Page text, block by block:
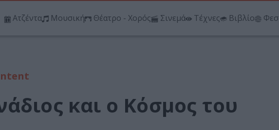
Ατζέντα Μουσική Θέατρο - Χορός Σινεμά Τέχνες Βιβλίο
και ο Κόσμος του